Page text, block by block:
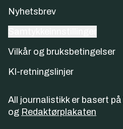
Nyhetsbrev
Vilkår og bruksbetingelser
KI-retningslinjer
All journalistikk er basert på
og Redaktørplakaten